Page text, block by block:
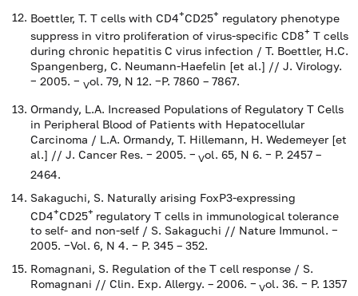
Boettler, T. T cells with CD4+CD25+ regulatory phenotype
suppress in vitro proliferation of virus-specific CD8+ T cells
during chronic hepatitis C virus infection / T. Boettler, H.C.
Spangenberg, C. Neumann-Haefelin [et al.] // J. Virology.
− 2005. − Vol. 79, N 12. −P. 7860 – 7867.
Ormandy, L.A. Increased Populations of Regulatory T Cells
in Peripheral Blood of Patients with Hepatocellular
Carcinoma / L.A. Ormandy, T. Hillemann, H. Wedemeyer [et
al.] // J. Cancer Res. − 2005. − Vol. 65, N 6. − P. 2457 –
2464.
Sakaguchi, S. Naturally arising FoxP3-expressing
CD4+CD25+ regulatory T cells in immunological tolerance
to self- and non-self / S. Sakaguchi // Nature Immunol. −
2005. −Vol. 6, N 4. − P. 345 – 352.
Romagnani, S. Regulation of the T cell response / S.
Romagnani // Clin. Exp. Allergy. – 2006. − Vol. 36. − P. 1357